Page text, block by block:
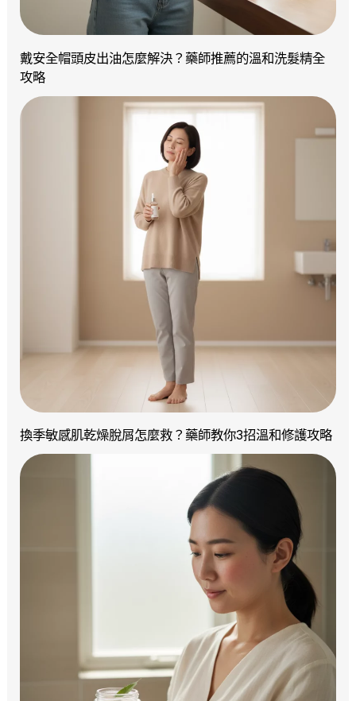
戴安全帽頭皮出油怎麼解決？藥師推薦的溫和洗髮精全
攻略
換季敏感肌乾燥脫屑怎麼救？藥師教你3招溫和修護攻略